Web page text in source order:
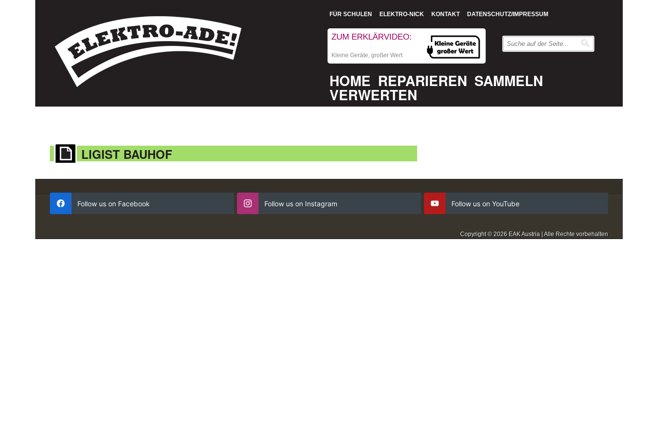
FÜR SCHULEN ELEKTRO-NICK KONTAKT DATENSCHUTZ/IMPRESSUM
ZUM ERKLÄRVIDEO:
Kleine Geräte, großer Wert
HOME REPARIEREN SAMMELN
VERWERTEN
LIGIST BAUHOF
Follow us on Facebook Follow us on Instagram Follow us on YouTube
Copyright © 2026 EAK Austria | Alle Rechte vorbehalten